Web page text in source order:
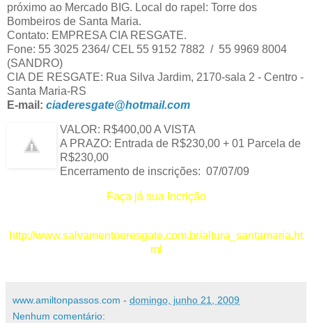
próximo ao Mercado BIG. Local do rapel: Torre dos
Bombeiros de Santa Maria.
Contato: EMPRESA CIA RESGATE.
Fone: 55 3025 2364/ CEL 55 9152 7882 / 55 9969 8004
(SANDRO)
CIA DE RESGATE: Rua Silva Jardim, 2170-sala 2 - Centro -
Santa Maria-RS
E-mail: ciaderesgate@hotmail.com
VALOR: R$400,00 A VISTA
A PRAZO: Entrada de R$230,00 + 01 Parcela de
R$230,00
Encerramento de inscrições: 07/07/09
Faça já sua Incrição
http://www.salvamentoeresgate.com.br/altura_santamaria.ht
ml
www.amiltonpassos.com - domingo, junho 21, 2009
Nenhum comentário: